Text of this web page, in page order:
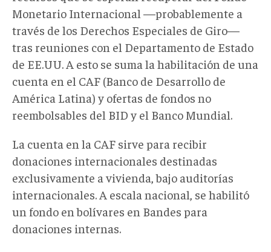
Monetario Internacional —probablemente a
través de los Derechos Especiales de Giro—
tras reuniones con el Departamento de Estado
de EE.UU. A esto se suma la habilitación de una
cuenta en el CAF (Banco de Desarrollo de
América Latina) y ofertas de fondos no
reembolsables del BID y el Banco Mundial.
La cuenta en la CAF sirve para recibir
donaciones internacionales destinadas
exclusivamente a vivienda, bajo auditorías
internacionales. A escala nacional, se habilitó
un fondo en bolívares en Bandes para
donaciones internas.